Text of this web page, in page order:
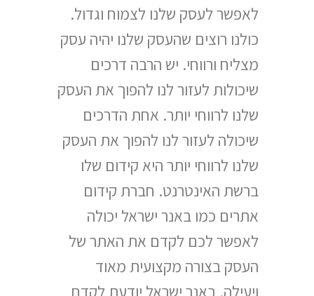
לאפשר לעסק שלנו לצמוח וגדול.
כולנו רוצים שהעסק שלנו יהיה עסק
מצליח ורווחי. יש הרבה דרכים
שיכולות לעזור לנו להפוך את העסק
שלנו לרווחי יותר. אחת הדרכים
שיכולה לעזור לנו להפוך את העסק
שלנו לרווחי יותר היא קידום שלו
ברשת האינטרנט. חברת קידום
אתרים כמו באנר ישראל יכולה
לאפשר לכם לקדם את האתר של
העסק בצורה מקצועית מאוד
ויעילה. באנר ישראל יודעת לקדם